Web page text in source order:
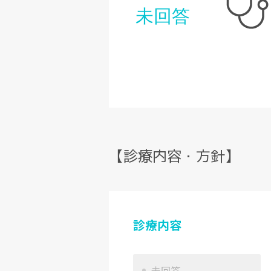
未回答
【診療内容・方針】
診療内容